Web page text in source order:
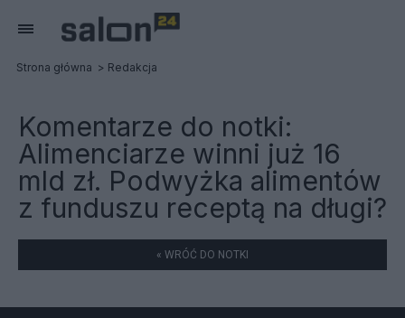
Strona główna Redakcja
Komentarze do notki:
Alimenciarze winni już 16
mld zł. Podwyżka alimentów
z funduszu receptą na długi?
« WRÓĆ DO NOTKI